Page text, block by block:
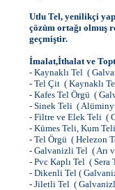
Utlu Tel, yenilikçi
çözüm ortağı olmuş
geçmiştir.
İmalat,İthalat ve
- Kaynaklı Tel (
- Tel Çit ( Kaynaklı
- Kafes Tel Örgü (
- Sinek Teli (
- Filtre ve Elek Teli (
- Kümes Teli, Kum
- Tel Örgü ( Helezon
- Galvanizli Tel ( Arı
- Pvc Kaplı Tel ( Sera
- Dikenli Tel (
- Jiletli Tel (